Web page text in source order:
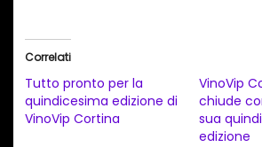
a
m
Correlati
Tutto pronto per la
quindicesima edizione di
VinoVip Cortina
VinoVip
chiude
sua
edizione